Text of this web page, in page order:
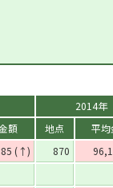
2014年
額 地点 平
(↑) 870